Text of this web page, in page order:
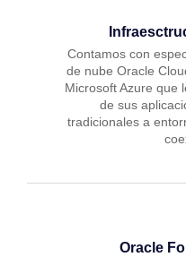
Contamos con
de nube Oracle
Microsoft Azure que
de sus
tradicionales a
Oracle